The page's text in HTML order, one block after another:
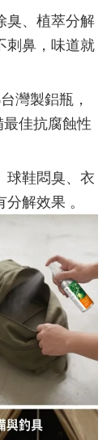
臭、植萃分解
刺鼻，味道就
灣製鋁瓶，
佳抗腐蝕性
球鞋悶臭、衣
解效果 。